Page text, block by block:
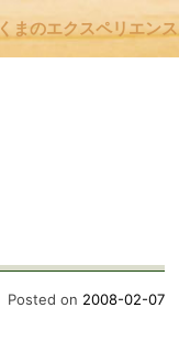
くまのエクスペリエンス
Posted on 2008-02-07